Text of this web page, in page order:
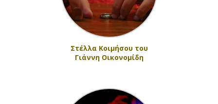
Στέλλα Κοιμήσου του
Γιάννη Οικονομίδη